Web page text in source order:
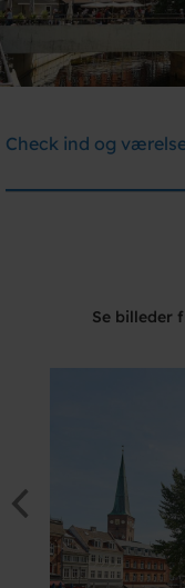
Brug for hjælp? Ring
Check ind og
Se billeder